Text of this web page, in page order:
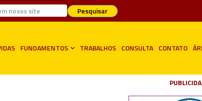
Pesquisar
FUNDAMENTOS TRABALHOS CONSULTA CONTATO